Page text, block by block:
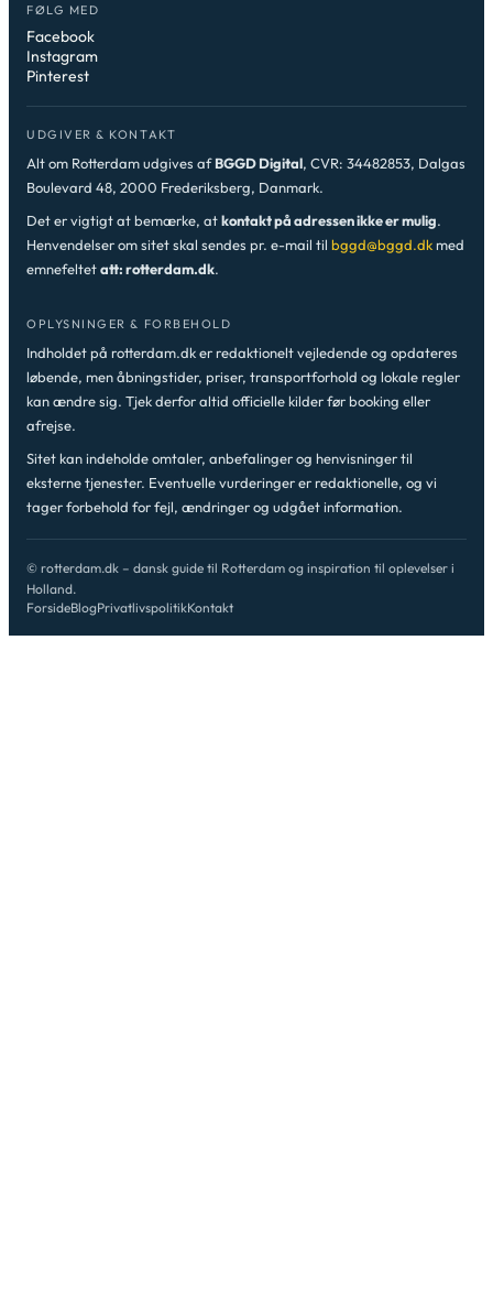
FØLG MED
Facebook
Instagram
Pinterest
UDGIVER & KONTAKT
Alt om Rotterdam udgives afBGGD Digital, CVR: 34482853, Dalgas
Boulevard 48, 2000 Frederiksberg, Danmark.
Det er vigtigt at bemærke, atkontakt på adressen ikke er mulig.
Henvendelser om sitet skal sendes pr. e-mail til bggd@bggd.dkmed
emnefeltetatt: rotterdam.dk.
OPLYSNINGER & FORBEHOLD
Indholdet på rotterdam.dk er redaktionelt vejledende og opdateres
løbende, men åbningstider, priser, transportforhold og lokale regler
kan ændre sig. Tjek derfor altid officielle kilder før booking eller
afrejse.
Sitet kan indeholde omtaler, anbefalinger og henvisninger til
eksterne tjenester. Eventuelle vurderinger er redaktionelle, og vi
tager forbehold for fejl, ændringer og udgået information.
© rotterdam.dk – dansk guide til Rotterdam og inspiration til oplevelser i
Holland.
ForsideBlogPrivatlivspolitikKontakt